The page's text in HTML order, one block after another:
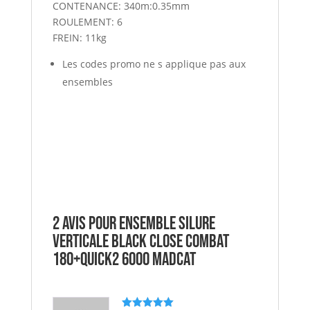
CONTENANCE: 340m:0.35mm
ROULEMENT: 6
FREIN: 11kg
Les codes promo ne s applique pas aux
ensembles
2 avis pourEnsemble Silure
verticale BLACK CLOSE COMBAT
180+QUICK2 6000 MADCAT